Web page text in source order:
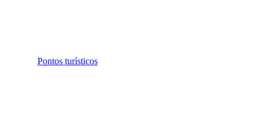
Pontos turísticos